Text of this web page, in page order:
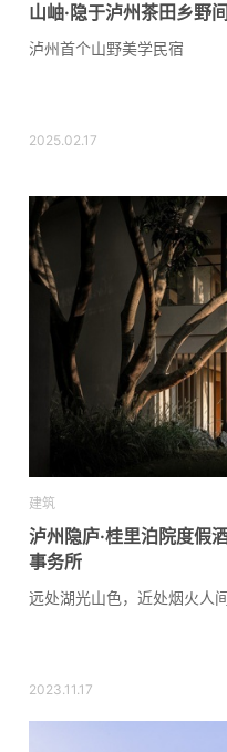
山岫·隐于泸州茶田乡野
泸州首个山野美学民宿
2025.02.17
建筑
泸州隐庐·桂里泊院度假
事务所
远处湖光山色，近处烟火人
2023.11.17